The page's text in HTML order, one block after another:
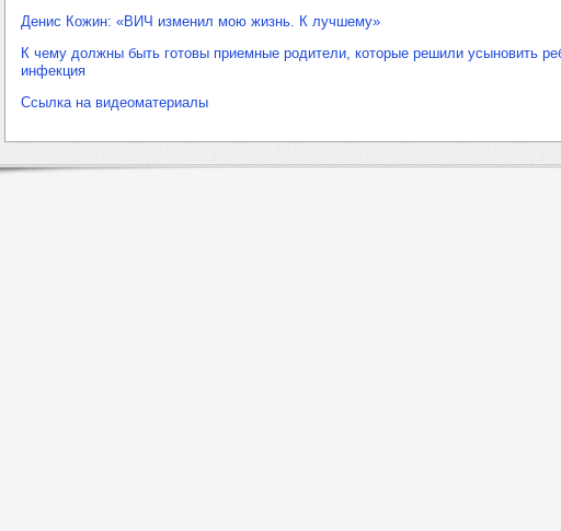
Денис Кожин: «ВИЧ изменил мою жизнь. К лучшему»
К чему должны быть готовы приемные родители, которые решили усыновить
инфекция
Ссылка на видеоматериалы